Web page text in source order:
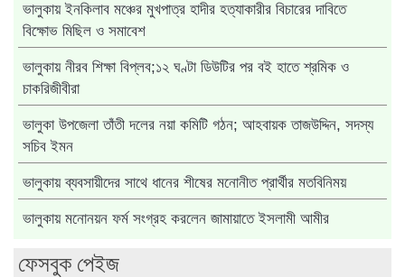
ভালুকায় ইনকিলাব মঞ্চের মুখপাত্র হাদীর হত্যাকারীর বিচারের দাবিতে
বিক্ষোভ মিছিল ও সমাবেশ
ভালুকায় নীরব শিক্ষা বিপ্লব;১২ ঘণ্টা ডিউটির পর বই হাতে শ্রমিক ও
চাকরিজীবীরা
ভালুকা উপজেলা তাঁতী দলের নয়া কমিটি গঠন; আহবায়ক তাজউদ্দিন, সদস্য
সচিব ইমন
ভালুকায় ব্যবসায়ীদের সাথে ধানের শীষের মনোনীত প্রার্থীর মতবিনিময়
ভালুকায় মনোনয়ন ফর্ম সংগ্রহ করলেন জামায়াতে ইসলামী আমীর
ফেসবুক পেইজ